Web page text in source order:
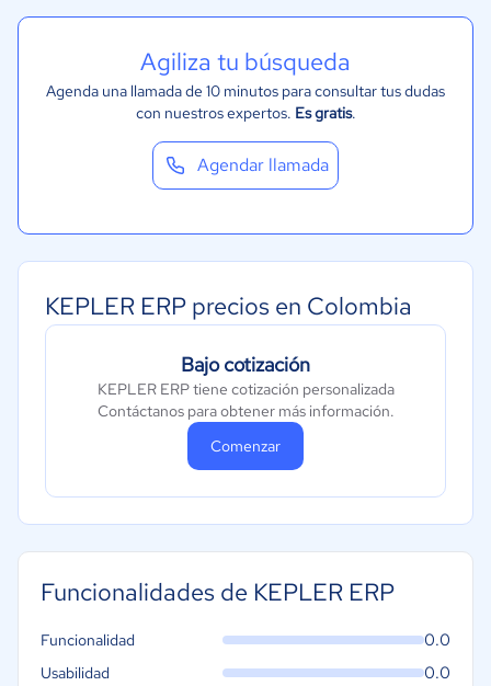
Moda y textilesAgiliza tu búsqueda
Agenda una llamada de 10 minutos para consultar tus dudas
con nuestros expertos. Es gratis.
Agendar llamada
KEPLER ERP precios en Colombia
Bajo cotización
KEPLER ERP tiene cotización personalizada
Contáctanos para obtener más información.
Comenzar
Funcionalidades de KEPLER ERP
Funcionalidad 0.0
Usabilidad 0.0